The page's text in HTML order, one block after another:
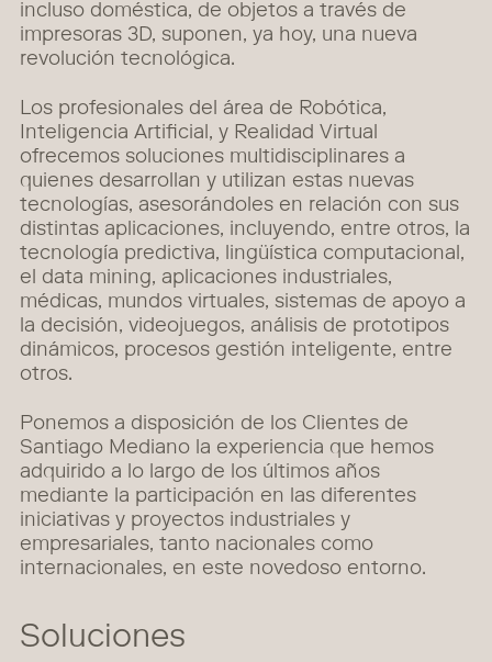
incluso doméstica, de objetos a través de
impresoras 3D, suponen, ya hoy, una nueva
revolución tecnológica.
Los profesionales del área de Robótica,
Inteligencia Artificial, y Realidad Virtual
ofrecemos soluciones multidisciplinares a
quienes desarrollan y utilizan estas nuevas
tecnologías, asesorándoles en relación con sus
distintas aplicaciones, incluyendo, entre otros, la
tecnología predictiva, lingüística computacional,
el data mining, aplicaciones industriales,
médicas, mundos virtuales, sistemas de apoyo a
la decisión, videojuegos, análisis de prototipos
dinámicos, procesos gestión inteligente, entre
otros.
Ponemos a disposición de los Clientes de
Santiago Mediano la experiencia que hemos
adquirido a lo largo de los últimos años
mediante la participación en las diferentes
iniciativas y proyectos industriales y
empresariales, tanto nacionales como
internacionales, en este novedoso entorno.
Soluciones